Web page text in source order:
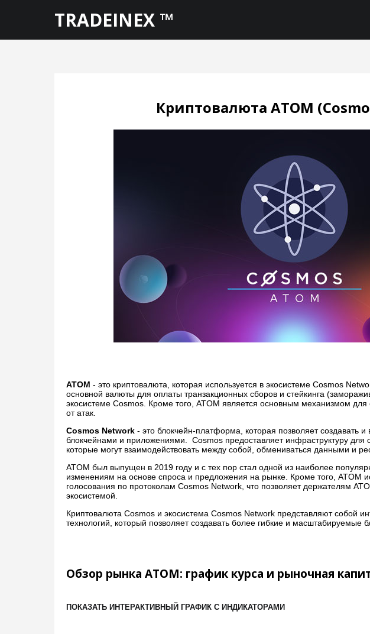
TRADEINEX ™
Криптовалюта ATOM
ATOM - это криптовалюта, которая используется в экосистеме Cosmos
основной валюты для оплаты транзакционных сборов и стейкинга
экосистеме Cosmos. Кроме того, ATOM является основным механизмом
от атак.
Cosmos Network - это блокчейн-платформа, которая позволяет создавать
блокчейнами и приложениями. Cosmos предоставляет инфраструктуру для
которые могут взаимодействовать между собой, обмениваться данными и
ATOM был выпущен в 2019 году и с тех пор стал одной из наиболее
изменениям на основе спроса и предложения на рынке. Кроме того, ATOM
голосования по протоколам Cosmos Network, что позволяет держателям
экосистемой.
Криптовалюта Cosmos и экосистема Cosmos Network представляют собой
технологий, который позволяет создавать более гибкие и масштабируемые
Обзор рынка ATOM: график курса и рыночная
ПОКАЗАТЬ ИНТЕРАКТИВНЫЙ ГРАФИК С ИНДИКАТОРАМИ